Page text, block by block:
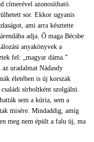
címerével azonosítható.
sor. Ekkor ugyanis
ami arra késztette
adja. Ő maga Bécsbe
anyakönyvek a
fel: „magyar dáma.”
uradalmat Nádasdy
életében is új korszak
sírboltként szolgálni.
sem a kúria, sem a
misére. Mindaddig, amíg
meg nem épült a falu új, ma